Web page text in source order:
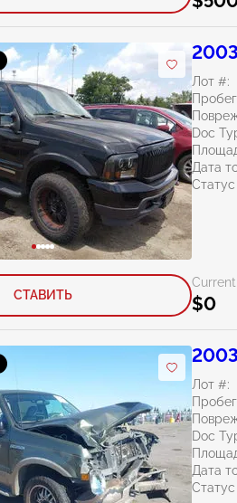
Лот #:
Doc
Дата
Статус
$0
СТАВИТЬ
Лот #:
Doc
Дата
Статус